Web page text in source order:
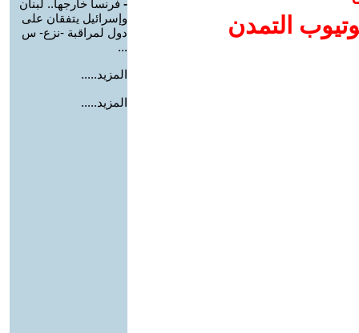
التمدن
- فرنسا خارجها.. لبنان
وإسرائيل يتفقان على
دول لمراقبة -نزع- س
...
المزيد.....
المزيد.....